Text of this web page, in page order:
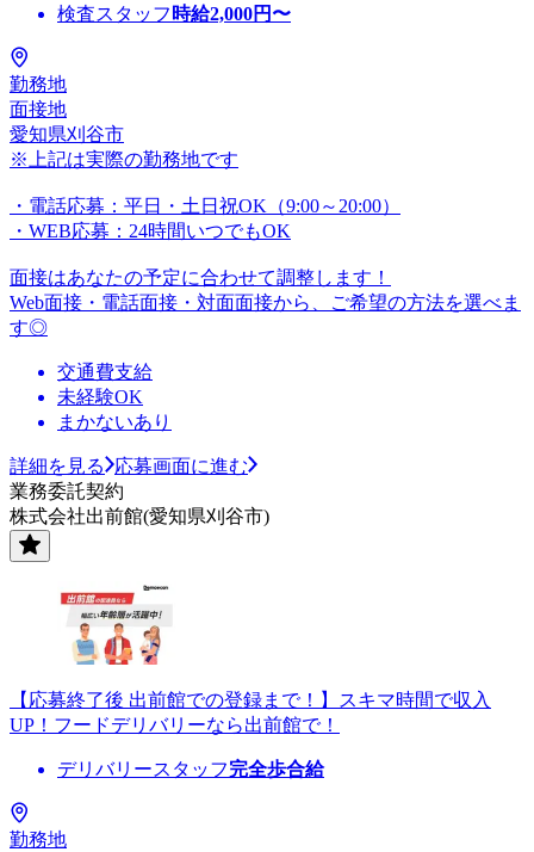
検査スタッフ 時給2,000円〜
勤務地
面接地
愛知県刈谷市
※上記は実際の勤務地です
・電話応募：平日・土日祝OK（9:00～20:00）
・WEB応募：24時間いつでもOK
面接はあなたの予定に合わせて調整します！
Web面接・電話面接・対面面接から、ご希望の方法を選べま
す◎
交通費支給
未経験OK
まかないあり
詳細を見る
応募画面に進む
業務委託契約
株式会社出前館(愛知県刈谷市)
【応募終了後 出前館での登録まで！】スキマ時間で収入
UP！フードデリバリーなら出前館で！
デリバリースタッフ完全歩合給
勤務地